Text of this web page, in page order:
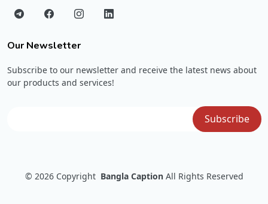
Our Newsletter
Subscribe to our newsletter and receive the latest news about
our products and services!
© 2026 Copyright Bangla Caption All Rights Reserved